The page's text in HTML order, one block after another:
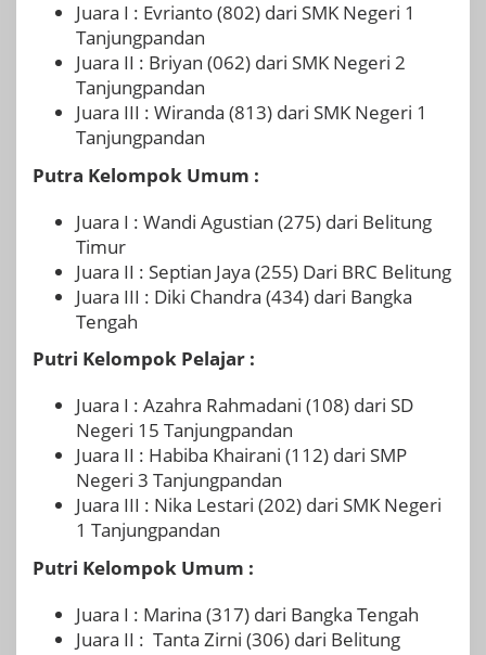
Juara I : Evrianto (802) dari SMK Negeri 1
Tanjungpandan
Juara II : Briyan (062) dari SMK Negeri 2
Tanjungpandan
Juara III : Wiranda (813) dari SMK Negeri 1
Tanjungpandan
Putra Kelompok Umum :
Juara I : Wandi Agustian (275) dari Belitung
Timur
Juara II : Septian Jaya (255) Dari BRC Belitung
Juara III : Diki Chandra (434) dari Bangka
Tengah
Putri Kelompok Pelajar :
Juara I : Azahra Rahmadani (108) dari SD
Negeri 15 Tanjungpandan
Juara II : Habiba Khairani (112) dari SMP
Negeri 3 Tanjungpandan
Juara III : Nika Lestari (202) dari SMK Negeri
1 Tanjungpandan
Putri Kelompok Umum :
Juara I : Marina (317) dari Bangka Tengah
Juara II : Tanta Zirni (306) dari Belitung